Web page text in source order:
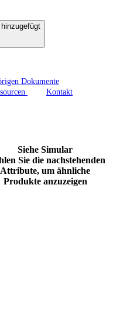
Dokumente
Kontakt
Siehe Simular
Sie die nachstehenden
Attribute, um ähnliche
Produkte anzuzeigen